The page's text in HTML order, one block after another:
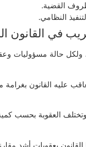
القضية.
النظامي.
في القانون
ولكل حالة مسؤوليات
عليه القانون
وتختلف العقوبة بحسب
بعقوبات أشد